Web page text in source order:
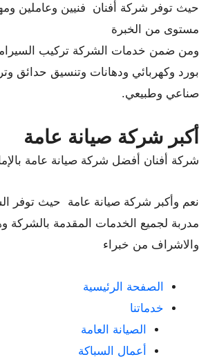
حيث توفر شركة أفنان فنيين وعاملين
مستوى من الخبرة
ومن ضمن خدمات الشركة تركيب
بورد وكهربائي ودهانات وتنسيق حدائق
صناعي وطبيعي.
أكبر شركة صيانة عامة
شركة أفنان أفضل شركة صيانة عامة
نعم وأكبر شركة صيانة عامة حيث توفر
مدربة لجميع الخدمات المقدمة بالشركة
والاشراف من خبراء
الصفحة الرئيسية
خدماتنا
الصيانة العامة
أعمال السباكة